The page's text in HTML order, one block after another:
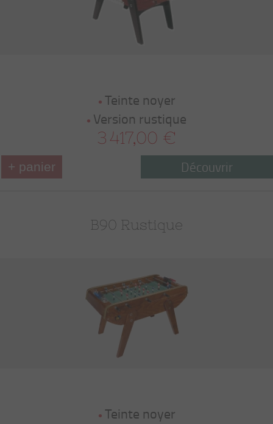
Teinte noyer
Version rustique
3 417,00 €
+ panier Découvrir
B90 Rustique
Teinte noyer